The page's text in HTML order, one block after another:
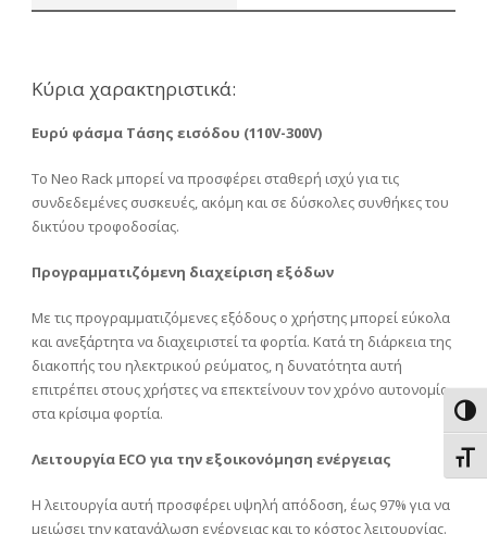
Κύρια χαρακτηριστικά:
Ευρύ φάσμα Τάσης εισόδου (110V-300V)
To Neo Rack μπορεί να προσφέρει σταθερή ισχύ για τις
συνδεδεμένες συσκευές, ακόμη και σε δύσκολες συνθήκες του
δικτύου τροφοδοσίας.
Προγραμματιζόμενη διαχείριση εξόδων
Με τις προγραμματιζόμενες εξόδους ο χρήστης μπορεί εύκολα
και ανεξάρτητα να διαχειριστεί τα φορτία. Κατά τη διάρκεια της
διακοπής του ηλεκτρικού ρεύματος, η δυνατότητα αυτή
επιτρέπει στους χρήστες να επεκτείνουν τον χρόνο αυτονομίας
στα κρίσιμα φορτία.
Λειτουργία ECO για την εξοικονόμηση ενέργειας
H λειτουργία αυτή προσφέρει υψηλή απόδοση, έως 97% για να
μειώσει την κατανάλωση ενέργειας και το κόστος λειτουργίας.